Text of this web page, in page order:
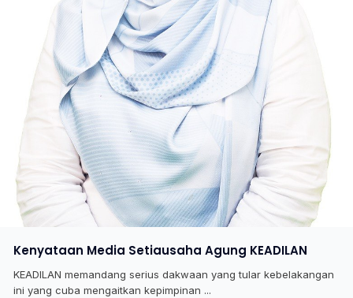
Kenyataan Media Setiausaha Agung KEADILAN
KEADILAN memandang serius dakwaan yang tular kebelakangan
ini yang cuba mengaitkan kepimpinan ...